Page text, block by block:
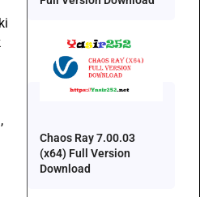
Chaos Ray 7.00.03
(x64) Full Version
Download